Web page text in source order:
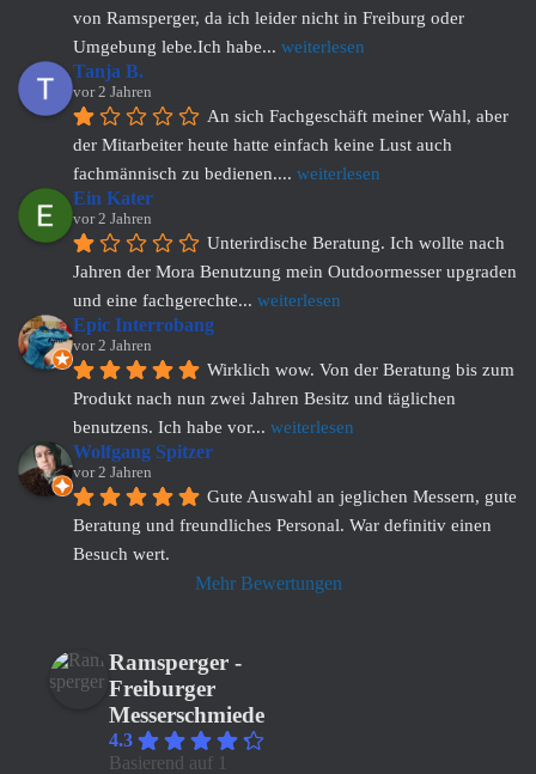
von Ramsperger, da ich leider nicht in Freiburg oder
Umgebung lebe.Ich habe... weiterlesen
Tanja B.
vor 2 Jahren
An sich Fachgeschäft meiner Wahl, aber
der Mitarbeiter heute hatte einfach keine Lust auch
fachmännisch zu bedienen.... weiterlesen
Ein Kater
vor 2 Jahren
Unterirdische Beratung. Ich wollte nach
Jahren der Mora Benutzung mein Outdoormesser upgraden
und eine fachgerechte... weiterlesen
Epic Interrobang
vor 2 Jahren
Wirklich wow. Von der Beratung bis zum
Produkt nach nun zwei Jahren Besitz und täglichen
benutzens. Ich habe vor... weiterlesen
Wolfgang Spitzer
vor 2 Jahren
Gute Auswahl an jeglichen Messern, gute
Beratung und freundliches Personal. War definitiv einen
Besuch wert.
Mehr Bewertungen
Ramsperger -
Freiburger
Messerschmiede
4.3
Basierend auf 1